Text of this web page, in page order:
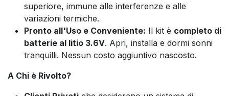
superiore, immune alle interferenze e alle
variazioni termiche.
Pronto all'Uso e Conveniente: Il kit è completo di
batterie al litio 3.6V. Apri, installa e dormi sonni
tranquilli. Nessun costo aggiuntivo nascosto.
A Chi è Rivolto?